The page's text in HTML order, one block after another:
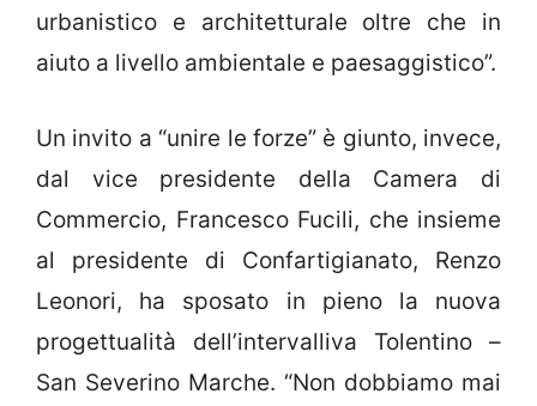
urbanistico e architetturale oltre che in
aiuto a livello ambientale e paesaggistico”.
Un invito a “unire le forze” è giunto, invece,
dal vice presidente della Camera di
Commercio, Francesco Fucili, che insieme
al presidente di Confartigianato, Renzo
Leonori, ha sposato in pieno la nuova
progettualità dell’intervalliva Tolentino –
San Severino Marche. “Non dobbiamo mai